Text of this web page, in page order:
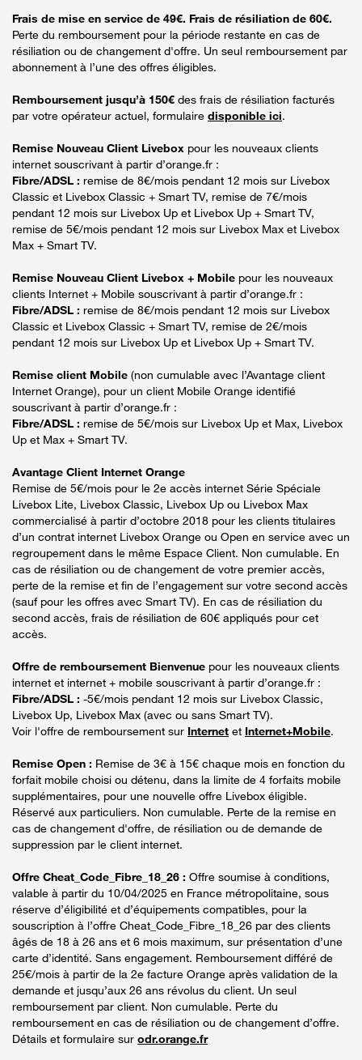
Frais de mise en service de 49€. Frais de résiliation de 60€.
Perte du remboursement pour la période restante en cas de
résiliation ou de changement d'offre. Un seul remboursement par
abonnement à l’une des offres éligibles.
Remboursement jusqu’à 150€ des frais de résiliation facturés
par votre opérateur actuel, formulaire disponible ici.
Remise Nouveau Client Livebox pour les nouveaux clients
internet souscrivant à partir d’orange.fr :
Fibre/ADSL : remise de 8€/mois pendant 12 mois sur Livebox
Classic et Livebox Classic + Smart TV, remise de 7€/mois
pendant 12 mois sur Livebox Up et Livebox Up + Smart TV,
remise de 5€/mois pendant 12 mois sur Livebox Max et Livebox
Max + Smart TV.
Remise Nouveau Client Livebox + Mobile pour les nouveaux
clients Internet + Mobile souscrivant à partir d’orange.fr :
Fibre/ADSL : remise de 8€/mois pendant 12 mois sur Livebox
Classic et Livebox Classic + Smart TV, remise de 2€/mois
pendant 12 mois sur Livebox Up et Livebox Up + Smart TV.
Remise client Mobile (non cumulable avec l’Avantage client
Internet Orange), pour un client Mobile Orange identifié
souscrivant à partir d’orange.fr :
Fibre/ADSL : remise de 5€/mois sur Livebox Up et Max, Livebox
Up et Max + Smart TV.
Avantage Client Internet Orange
Remise de 5€/mois pour le 2e accès internet Série Spéciale
Livebox Lite, Livebox Classic, Livebox Up ou Livebox Max
commercialisé à partir d’octobre 2018 pour les clients titulaires
d’un contrat internet Livebox Orange ou Open en service avec un
regroupement dans le même Espace Client. Non cumulable. En
cas de résiliation ou de changement de votre premier accès,
perte de la remise et fin de l’engagement sur votre second accès
(sauf pour les offres avec Smart TV). En cas de résiliation du
second accès, frais de résiliation de 60€ appliqués pour cet
accès.
Offre de remboursement Bienvenue pour les nouveaux clients
internet et internet + mobile souscrivant à partir d’orange.fr :
Fibre/ADSL : -5€/mois pendant 12 mois sur Livebox Classic,
Livebox Up, Livebox Max (avec ou sans Smart TV).
Voir l'offre de remboursement sur Internet et Internet+Mobile.
Remise Open : Remise de 3€ à 15€ chaque mois en fonction du
forfait mobile choisi ou détenu, dans la limite de 4 forfaits mobile
supplémentaires, pour une nouvelle offre Livebox éligible.
Réservé aux particuliers. Non cumulable. Perte de la remise en
cas de changement d'offre, de résiliation ou de demande de
suppression par le client internet.
Offre Cheat_Code_Fibre_18_26 : Offre soumise à conditions,
valable à partir du 10/04/2025 en France métropolitaine, sous
réserve d’éligibilité et d’équipements compatibles, pour la
souscription à l’offre Cheat_Code_Fibre_18_26 par des clients
âgés de 18 à 26 ans et 6 mois maximum, sur présentation d’une
carte d’identité. Sans engagement. Remboursement différé de
25€/mois à partir de la 2e facture Orange après validation de la
demande et jusqu’aux 26 ans révolus du client. Un seul
remboursement par client. Non cumulable. Perte du
remboursement en cas de résiliation ou de changement d’offre.
Détails et formulaire sur odr.orange.fr